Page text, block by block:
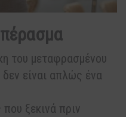
του μεταφρασμένου
είναι απλώς ένα
ξεκινά πριν